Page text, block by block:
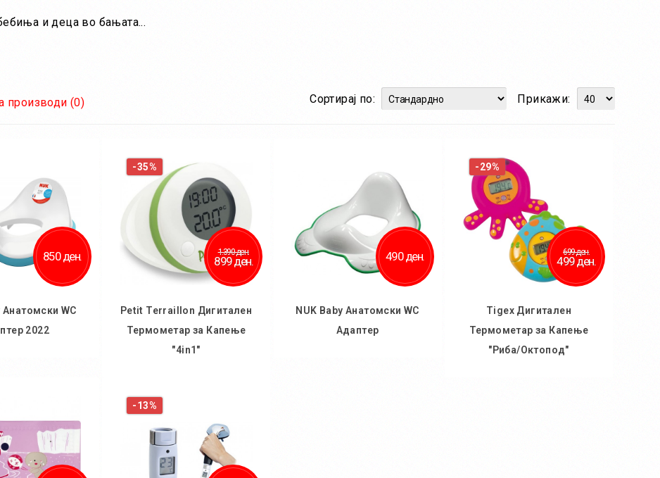
и деца во бањата...
производи (0) Прикажи:
Сортирај по:
850 ден.
Анатомски WC
2022
-35%
1.390 ден.
899 ден.
Petit Terraillon Дигитален
Термометар за Капење
"4in1"
Во кошничка
490 ден.
NUK Baby Анатомски WC
Адаптер
-29%
699 ден.
499 ден.
Tigex Дигитален
Термометар за Капење
"Риба/Октопод"
-13%